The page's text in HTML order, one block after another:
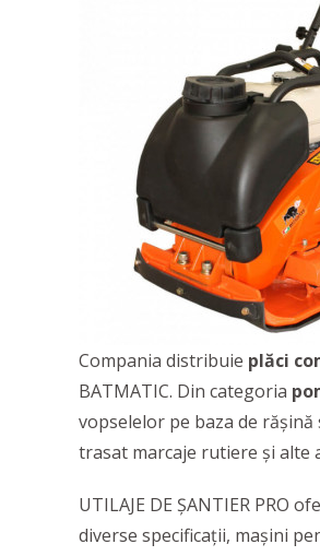
Compania distribuie plăci
BATMATIC. Din categoria
vopselelor pe baza de
trasat marcaje rutiere și alte
UTILAJE DE ȘANTIER PRO
diverse specificații, mașini